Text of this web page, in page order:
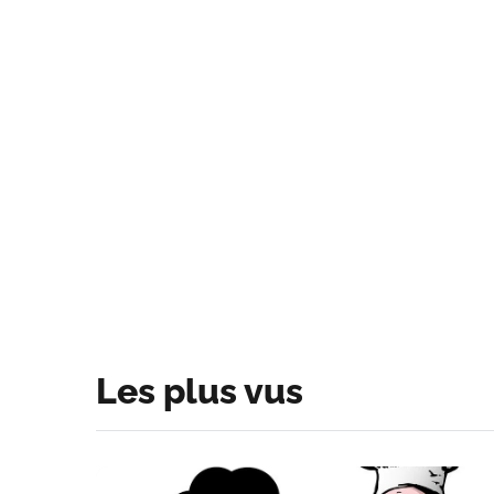
Les plus vus